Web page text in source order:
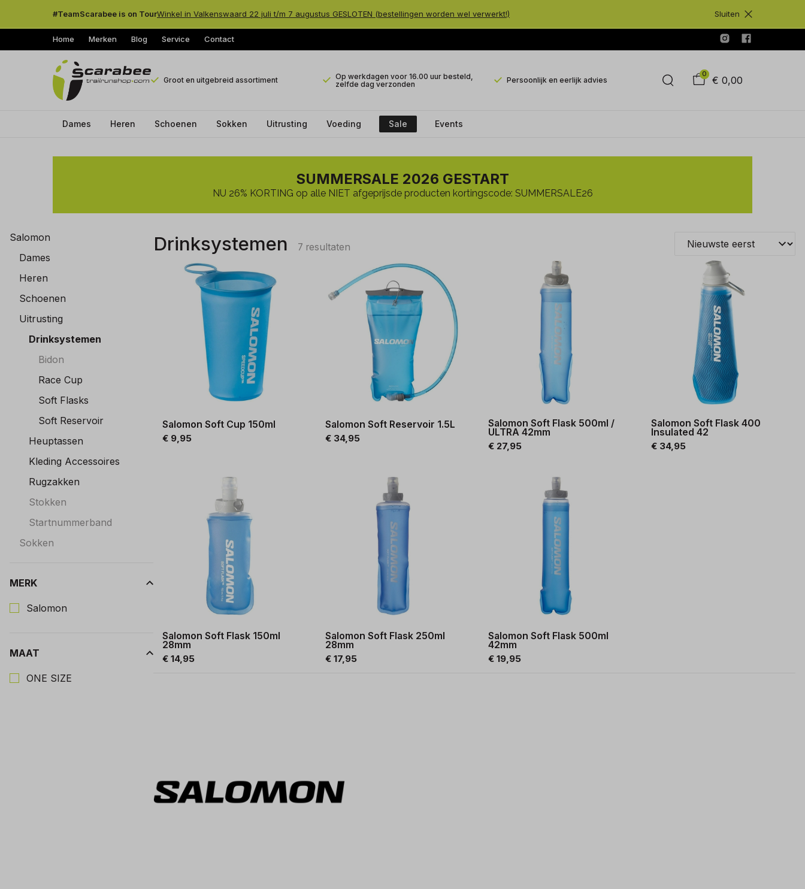
#TeamScarabee is on TourWinkel in Valkenswaard 22 juli t/m 7 augustus GESLOTEN (bestellingen worden wel verwerkt!) Sluiten
Home Merken Blog Service Contact
Groot en uitgebreid assortiment
Op werkdagen voor 16.00 uur besteld,
zelfde dag verzonden
Persoonlijk en eerlijk advies
0
€ 0,00
Dames Heren Schoenen Sokken Uitrusting Voeding Sale Events
Drinksystemen
Trailrunshop
SUMMERSALE 2026 GESTART
NU 26% KORTING op alle NIET afgeprijsde producten kortingscode: SUMMERSALE26
Salomon
Dames
Heren
Schoenen
Uitrusting
Drinksystemen
Bidon
Race Cup
Soft Flasks
Soft Reservoir
Heuptassen
Kleding Accessoires
Rugzakken
Stokken
Startnummerband
Sokken
MERK
Salomon
MAAT
ONE SIZE
Drinksystemen 7 resultaten
Salomon Soft Cup 150ml
€ 9,95
Salomon Soft Reservoir 1.5L
€ 34,95
Salomon Soft Flask 500ml /
ULTRA 42mm
€ 27,95
Salomon Soft Flask 400
Insulated 42
€ 34,95
Salomon Soft Flask 150ml
28mm
€ 14,95
Salomon Soft Flask 250ml
28mm
€ 17,95
Salomon Soft Flask 500ml
42mm
€ 19,95